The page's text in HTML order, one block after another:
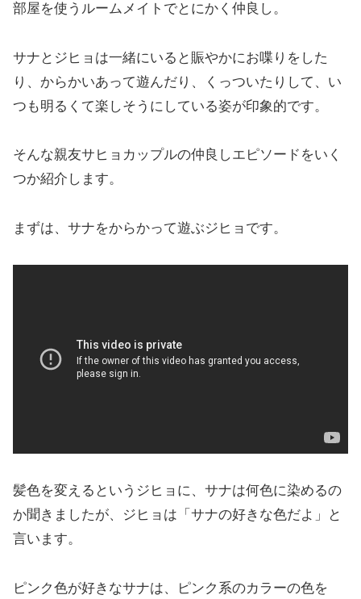
部屋を使うルームメイトでとにかく仲良し。
サナとジヒョは一緒にいると賑やかにお喋りをした
り、からかいあって遊んだり、くっついたりして、い
つも明るくて楽しそうにしている姿が印象的です。
そんな親友サヒョカップルの仲良しエピソードをいく
つか紹介します。
まずは、サナをからかって遊ぶジヒョです。
髪色を変えるというジヒョに、サナは何色に染めるの
か聞きましたが、ジヒョは「サナの好きな色だよ」と
言います。
ピンク色が好きなサナは、ピンク系のカラーの色を